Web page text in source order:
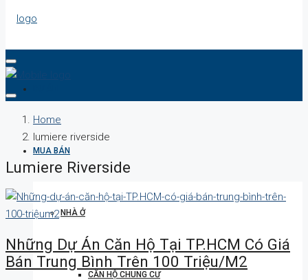
MUA BÁN
NHÀ Ở
CĂN HỘ CHUNG CƯ
Home
lumiere riverside
Lumiere Riverside
Những Dự Án Căn Hộ Tại TP.HCM Có Giá
Bán Trung Bình Trên 100 Triệu/m2